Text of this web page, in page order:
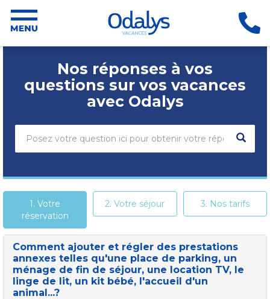
Nos réponses à vos
questions sur vos vacances
avec Odalys
une
question
la
FAQ
1. Votre
réservation
2. Votre séjour 3. Nos tarifs
Comment ajouter et régler des prestations
annexes telles qu'une place de parking, un
ménage de fin de séjour, une location TV, le
linge de lit, un kit bébé, l'accueil d'un
animal...?